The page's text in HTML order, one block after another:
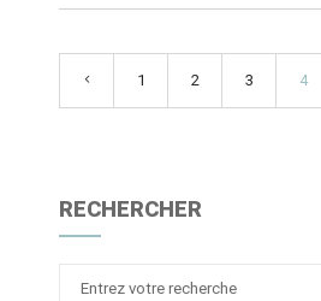
1 2 3 4
RECHERCHER